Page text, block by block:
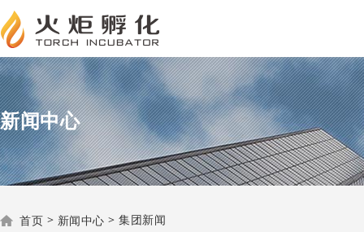
新闻中心
首页 > 新闻中心 > 集团新闻